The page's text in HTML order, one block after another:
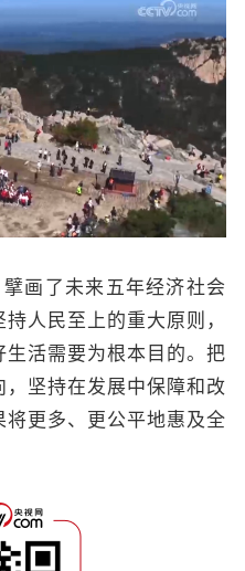
画了未来五年经济社会
人民至上的重大原则，
活需要为根本目的。把
坚持在发展中保障和改
更多、更公平地惠及全